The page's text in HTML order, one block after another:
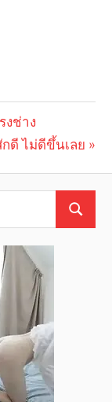
งช่าง
ดี ไม่ดีขึ้นเลย